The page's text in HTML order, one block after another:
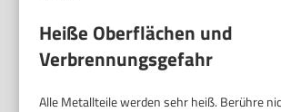
Heiße Oberflächen und
Verbrennungsgefahr
Alle Metallteile werden sehr heiß. Berühre